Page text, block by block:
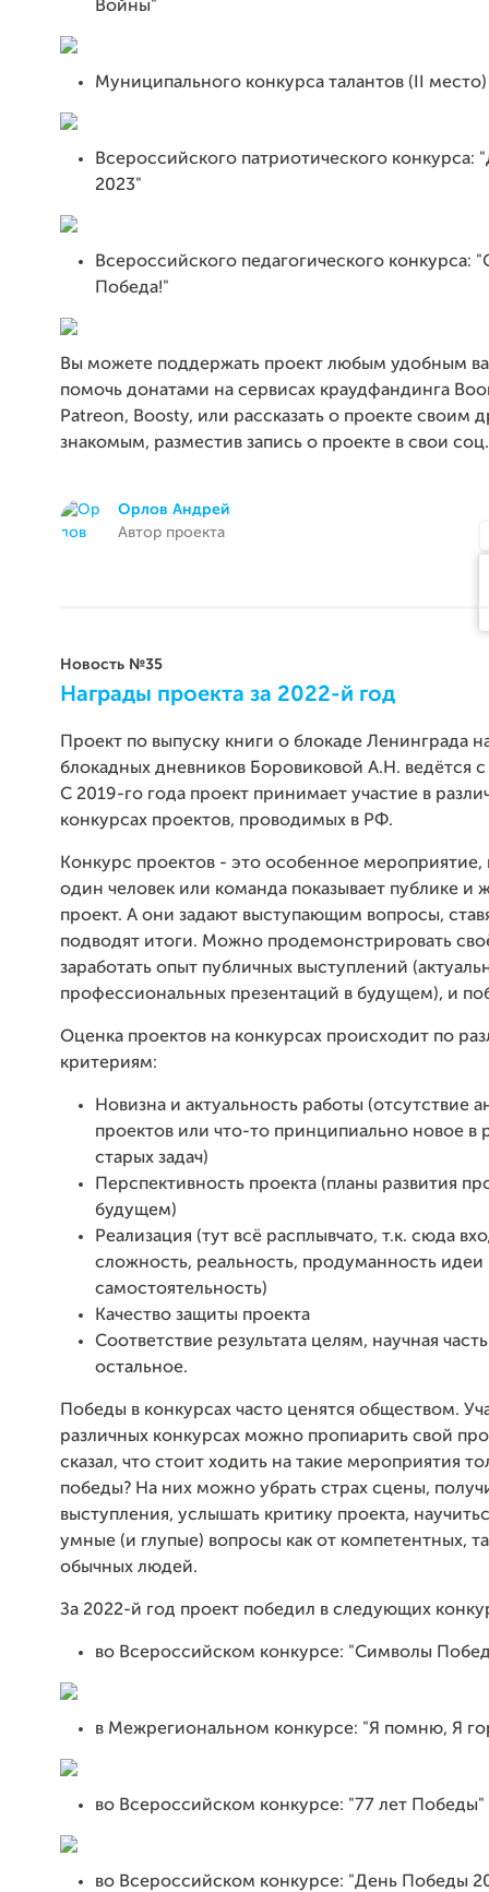
Войны"
Муниципального конкурса талантов (II место)
Всероссийского патриотического конкурса:
2023"
Всероссийского педагогического конкурса:
Победа!"
Вы можете поддержать проект любым удобным
помочь донатами на сервисах краудфандинга
Patreon, Boosty, или рассказать о проекте своим
знакомым, разместив запись о проекте в свои
Орлов Андрей
Автор проекта
Новость №35
Награды проекта за 2022-й год
Проект по выпуску книги о блокаде Ленинграда
блокадных дневников Боровиковой А.Н. ведётся с
С 2019-го года проект принимает участие в
конкурсах проектов, проводимых в РФ.
Конкурс проектов - это особенное мероприятие,
один человек или команда показывает публике и
проект. А они задают выступающим вопросы,
подводят итоги. Можно продемонстрировать
заработать опыт публичных выступлений
профессиональных презентаций в будущем), и
Оценка проектов на конкурсах происходит по
критериям:
Новизна и актуальность работы (отсутствие
проектов или что-то принципиально новое в
старых задач)
Перспективность проекта (планы развития
будущем)
Реализация (тут всё расплывчато, т.к. сюда
сложность, реальность, продуманность идеи
самостоятельность)
Качество защиты проекта
Соответствие результата целям, научная
остальное.
Победы в конкурсах часто ценятся обществом.
различных конкурсах можно пропиарить свой
сказал, что стоит ходить на такие мероприятия
победы? На них можно убрать страх сцены,
выступления, услышать критику проекта,
умные (и глупые) вопросы как от компетентных,
обычных людей.
За 2022-й год проект победил в следующих
во Всероссийском конкурсе: "Символы
в Межрегиональном конкурсе: "Я помню, Я
во Всероссийском конкурсе: "77 лет Победы"
во Всероссийском конкурсе: "День Победы